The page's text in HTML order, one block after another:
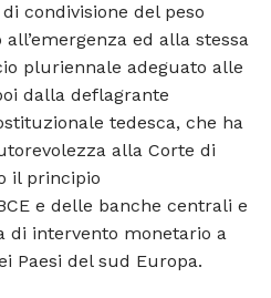
condivisione del peso
ed alla stessa
pluriennale adeguato alle
dalla deflagrante
tedesca, che ha
alla Corte di
il principio
e delle banche centrali e
di intervento monetario a
Paesi del sud Europa.